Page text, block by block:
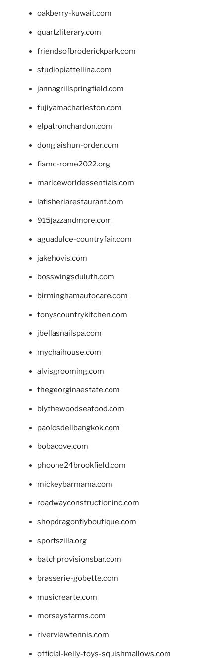
oakberry-kuwait.com
quartzliterary.com
friendsofbroderickpark.com
studiopiattellina.com
jannagrillspringfield.com
fujiyamacharleston.com
elpatronchardon.com
donglaishun-order.com
fiamc-rome2022.org
mariceworldessentials.com
lafisheriarestaurant.com
915jazzandmore.com
aguadulce-countryfair.com
jakehovis.com
bosswingsduluth.com
birminghamautocare.com
tonyscountrykitchen.com
jbellasnailspa.com
mychaihouse.com
alvisgrooming.com
thegeorginaestate.com
blythewoodseafood.com
paolosdelibangkok.com
bobacove.com
phoone24brookfield.com
mickeybarmama.com
roadwayconstructioninc.com
shopdragonflyboutique.com
sportszilla.org
batchprovisionsbar.com
brasserie-gobette.com
musicrearte.com
morseysfarms.com
riverviewtennis.com
official-kelly-toys-squishmallows.com